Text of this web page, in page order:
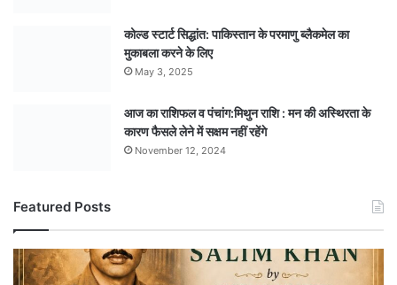
कोल्ड स्टार्ट सिद्धांत: पाकिस्तान के परमाणु ब्लैकमेल का
मुकाबला करने के लिए
May 3, 2025
आज का राशिफल व पंचांग:मिथुन राशि : मन की अस्थिरता के
कारण फैसले लेने में सक्षम नहीं रहेंगे
November 12, 2024
Featured Posts
अपराध
से